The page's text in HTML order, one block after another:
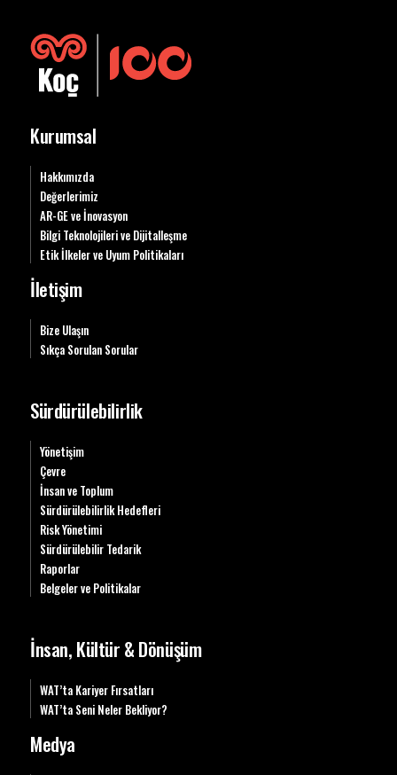
Kurumsal
Hakkımızda
Değerlerimiz
AR-GE ve İnovasyon
Bilgi Teknolojileri ve Dijitalleşme
Etik İlkeler ve Uyum Politikaları
İletişim
Bize Ulaşın
Sıkça Sorulan Sorular
Sürdürülebilirlik
Yönetişim
Çevre
İnsan ve Toplum
Sürdürülebilirlik Hedefleri
Risk Yönetimi
Sürdürülebilir Tedarik
Raporlar
Belgeler ve Politikalar
İnsan, Kültür & Dönüşüm
WAT’ta Kariyer Fırsatları
WAT’ta Seni Neler Bekliyor?
Medya